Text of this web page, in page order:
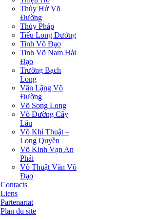
Thủy Hử Võ
Đường
Thủy Pháp
Tiểu Long Đường
Tinh Võ Đạo
Tinh Võ Nam Hải
Đạo
Trường Bạch
Long
Văn Lặng Võ
Đường
Võ Song Long
Võ Đường Cây
Lâu
Võ Khí Thuật –
Long Quyền
Võ Kinh Vạn An
Phái
Võ Thuật Văn Võ
Đạo
Contacts
Liens
Partenariat
Plan du site